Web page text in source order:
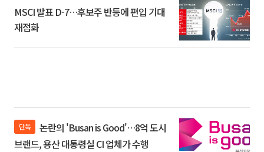
MSCI 발표 D-7…후보주 반등에 편입 기대
재점화
단독
브랜드, 용산 대통령실 CI 업체가 수행